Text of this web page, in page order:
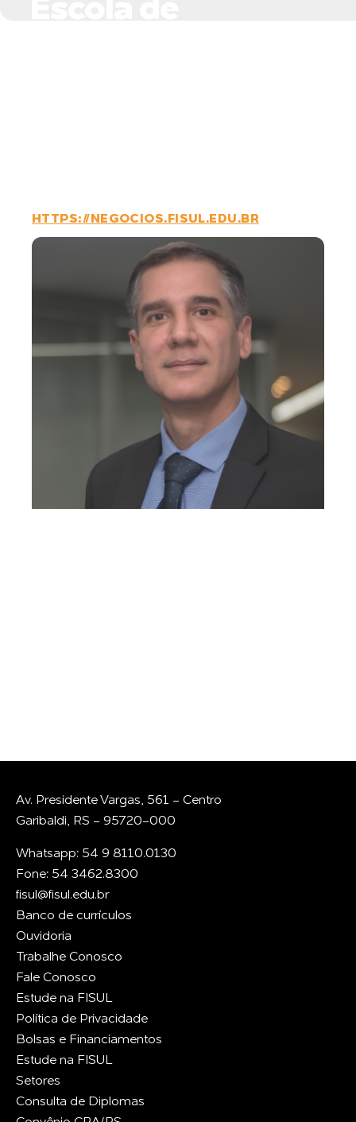
HTTPS://NEGOCIOS.FISUL.EDU.BR
Av. Presidente Vargas, 561 - Centro
Garibaldi, RS - 95720-000
Whatsapp: 54 9 8110.0130
Fone: 54 3462.8300
fisul@fisul.edu.br
Banco de currículos
Ouvidoria
Trabalhe Conosco
Fale Conosco
Estude na FISUL
Política de Privacidade
Bolsas e Financiamentos
Estude na FISUL
Setores
Consulta de Diplomas